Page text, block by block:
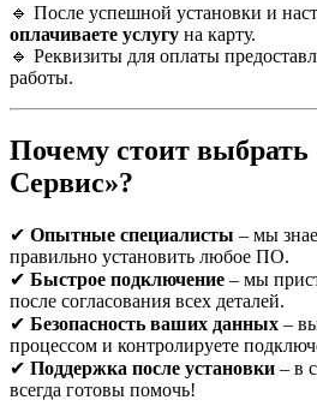
🔹 После успешной установки и
оплачиваете услугу на карту.
🔹 Реквизиты для оплаты
работы.
Почему стоит выбрать
Сервис»?
✔ Опытные специалисты – мы
правильно установить любое ПО.
✔ Быстрое подключение – мы
после согласования всех деталей.
✔ Безопасность ваших данных –
процессом и контролируете
✔ Поддержка после установки – в
всегда готовы помочь!